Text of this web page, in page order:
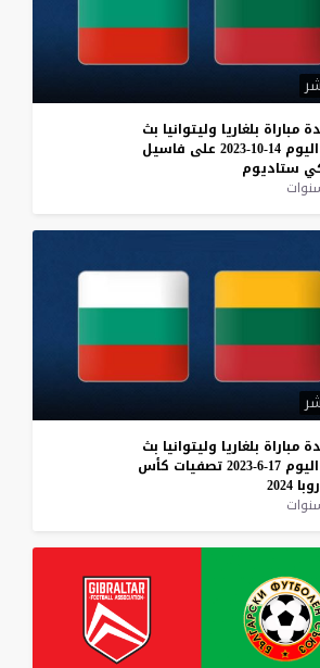
مباراة بلغاريا وليتوانيا بث
اليوم 14-10-2023 على فاسيل
ستاديوم
مباراة بلغاريا وليتوانيا بث
اليوم 17-6-2023 تصفيات كأس
2024